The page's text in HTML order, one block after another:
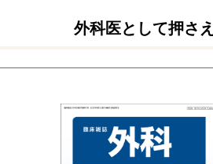
外科医として押さ